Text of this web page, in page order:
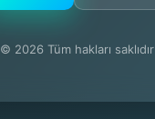
© 2026 Tüm hakları saklıdır